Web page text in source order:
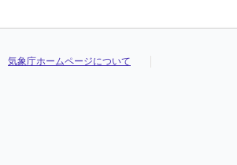
気象庁ホームページについて